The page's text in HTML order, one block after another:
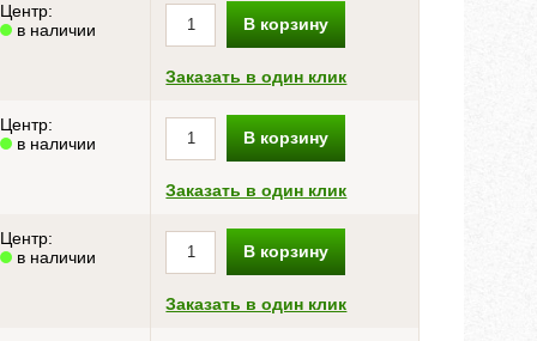
Центр:
в наличии
В корзину
Заказать в один клик
Центр:
в наличии
В корзину
Заказать в один клик
Центр:
в наличии
В корзину
Заказать в один клик